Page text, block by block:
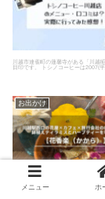
川越市連雀町の蓮馨寺がある「川越昭和の街
お出かけ
川越駅西口すぐの隠れ家カフェ「花
メニュー ホ